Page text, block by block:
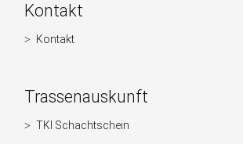
Kontakt
Navigation
Kontakt
Trassenauskunft
Navigation
TKI Schachtschein